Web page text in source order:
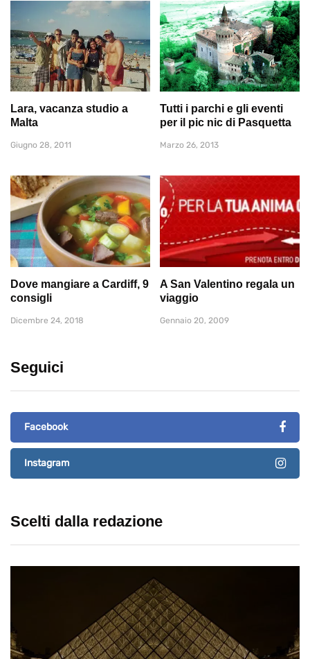
Lara, vacanza studio a
Malta
Giugno 28, 2011
Tutti i parchi e gli eventi
per il pic nic di Pasquetta
Marzo 26, 2013
Dove mangiare a Cardiff, 9
consigli
Dicembre 24, 2018
A San Valentino regala un
viaggio
Gennaio 20, 2009
Seguici
Facebook
Instagram
Scelti dalla redazione